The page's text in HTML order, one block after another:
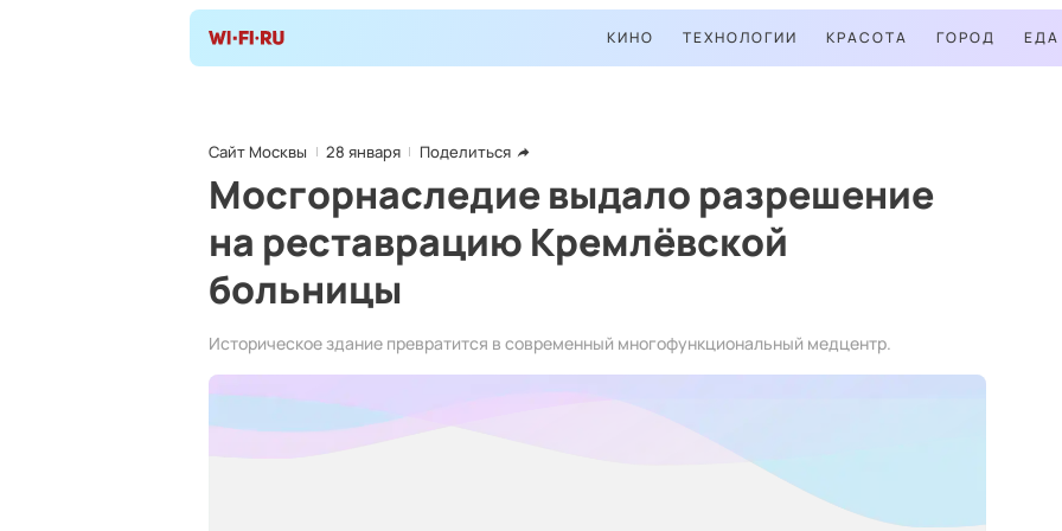
КИНО ТЕХНОЛОГИИ КРАСОТА ГОРОД ЕДА
Сайт Москвы 28 января Поделиться
Мосгорнаследие выдало разрешение
на реставрацию Кремлёвской
больницы
Историческое здание превратится в современный многофункциональный медцентр.